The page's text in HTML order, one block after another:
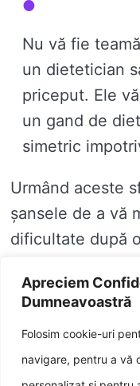
Apreciem
Dumneavoastră
Folosim cookie-uri
navigare, pentru a vă
Nu vă fie
un dietetician
priceput. Ele
un gand de
simetric
Urmând aceste
șansele de a vă
dificultate după
Întrebări și